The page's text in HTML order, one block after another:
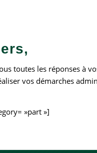
toutes les réponses à
vos démarches
»part »]